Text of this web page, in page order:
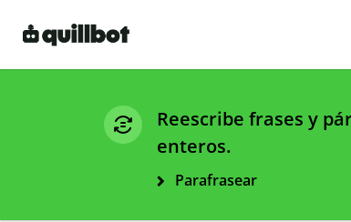
Reescribe frases y
enteros.
Parafrasear